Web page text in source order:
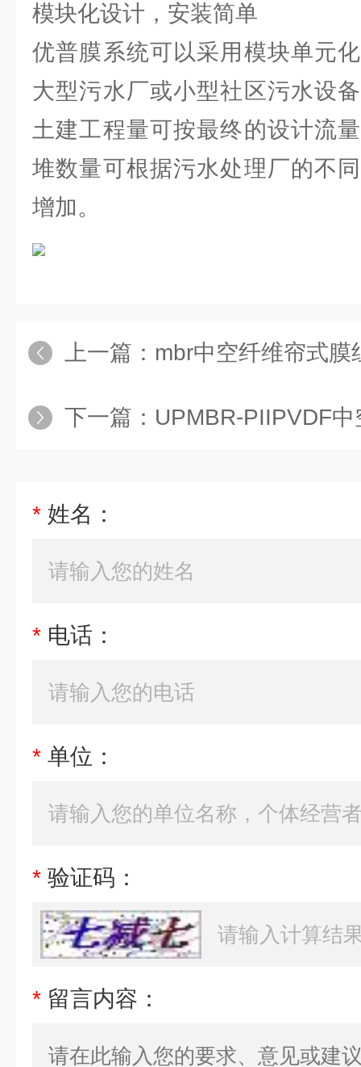
模块化设计，安装简单
优普膜系统可以采用模块单元
大型污水厂或小型社区污水设
土建工程量可按最终的设计流
堆数量可根据污水处理厂的不
增加。
上一篇： mbr中空纤维帘式膜
下一篇： UPMBR-PIIPVDF
* 姓名：
* 电话：
* 单位：
* 验证码：
* 留言内容：